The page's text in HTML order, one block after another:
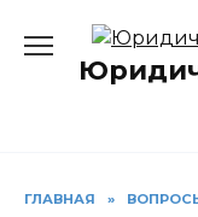
содержанию
ГЛАВНАЯ »